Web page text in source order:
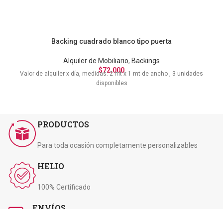
Backing cuadrado blanco tipo puerta
Alquiler de Mobiliario, Backings
$72.000
Valor de alquiler x día, medidas: 2 mt x 1 mt de ancho , 3 unidades
disponibles
PRODUCTOS
Para toda ocasión completamente personalizables
HELIO
100% Certificado